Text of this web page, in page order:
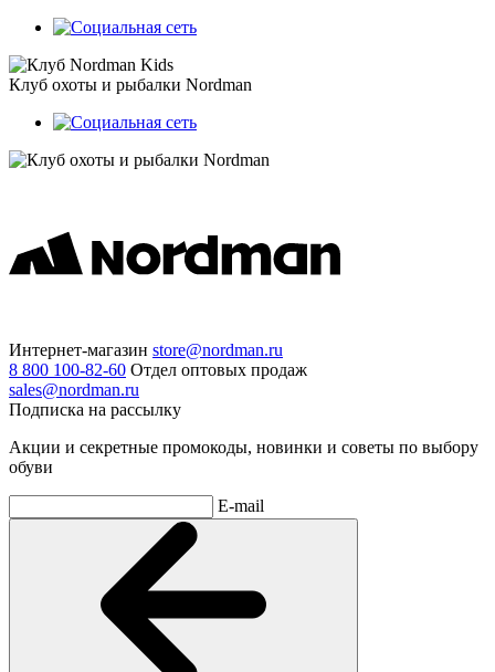
Клуб охоты и рыбалки Nordman
Интернет-магазин store@nordman.ru
8 800 100-82-60 Отдел оптовых продаж
sales@nordman.ru
Подписка на рассылку
Акции и секретные промокоды, новинки и советы по выбору
обуви
E-mail